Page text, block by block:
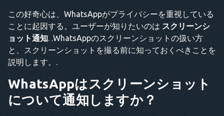
この好奇心は、WhatsAppがプライバシーを重視している
ことに起因する。ユーザーが知りたいのは スクリーンシ
ョット通知. .WhatsAppのスクリーンショットの扱い方
と、スクリーンショットを撮る前に知っておくべきことを
説明します。.
WhatsAppはスクリーンショット
について通知しますか？